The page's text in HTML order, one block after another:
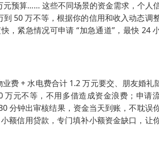
元预算…… 这些不同场景的资金需求，个人
50 万不等，根据你的信用和收入动态调
，紧急情况可申请 “加急通道”，最快 24
费 + 水电费合计 1.2 万元要交、朋友婚礼
元不等，不用多借造成资金浪费；申请
分钟出审核结果，资金当天到账，不耽误
额信用贷款，专门填补小额资金缺口，让